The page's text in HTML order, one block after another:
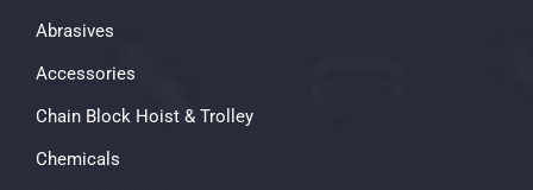
Abrasives
Accessories
Chain Block Hoist & Trolley
Chemicals